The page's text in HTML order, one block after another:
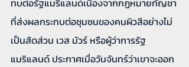
ทบต่อรัฐแมริแลนด์เนื่องจากกฏหมายกัญชา
ที่ส่งผลกระทบต่อชุมชนของคนผิวสีอย่างไม่
เป็นสัดส่วน เวส มัวร์ หรือผู้ว่าการรัฐ
แมริแลนด์ ประกาศเมื่อวันจันทร์ว่าเขาจะออก